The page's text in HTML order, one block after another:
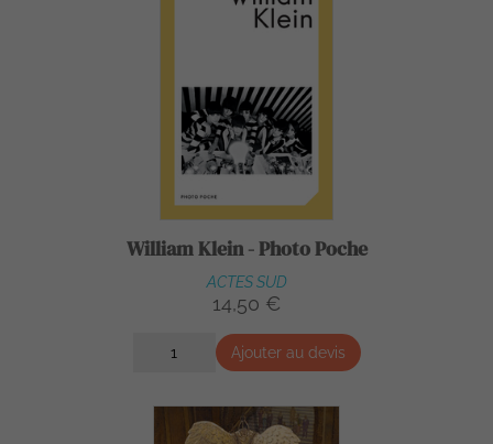
William Klein - Photo Poche
ACTES SUD
14,50 €
Ajouter au devis